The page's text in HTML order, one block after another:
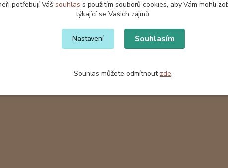
Hedvábné šátky
potřebují Váš souhlas s použitím souborů cookies, aby Vám mohli
týkající se Vašich zájmů.
Nastavení Souhlasím
Souhlas můžete odmítnout zde.